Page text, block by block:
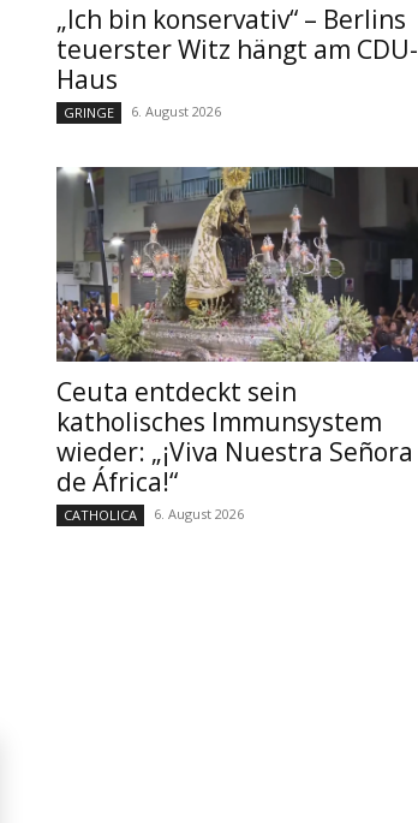
„Ich bin konservativ“ – Berlins
teuerster Witz hängt am CDU-
Haus
GRINGE 6. August 2026
Ceuta entdeckt sein
katholisches Immunsystem
wieder: „¡Viva Nuestra Señora
de África!“
CATHOLICA 6. August 2026